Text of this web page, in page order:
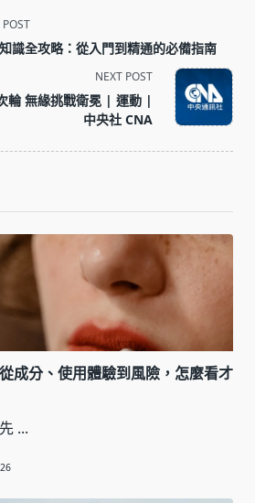
POST
識全攻略：從入門到精通的必備指南
NEXT POST
輪 無緣挑戰衛冕 | 運動 |
中央社 CNA
成分、使用體驗到風險，怎麼看才
...